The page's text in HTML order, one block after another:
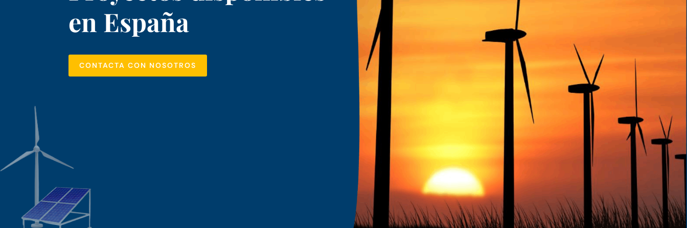
en España
CONTACTA CON NOSOTROS